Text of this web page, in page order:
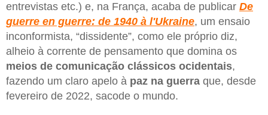
entrevistas etc.) e, na França, acaba de publicar De
guerre en guerre: de 1940 à l'Ukraine, um ensaio
inconformista, “dissidente”, como ele próprio diz,
alheio à corrente de pensamento que domina os
meios de comunicação clássicos ocidentais,
fazendo um claro apelo à paz na guerra que, desde
fevereiro de 2022, sacode o mundo.